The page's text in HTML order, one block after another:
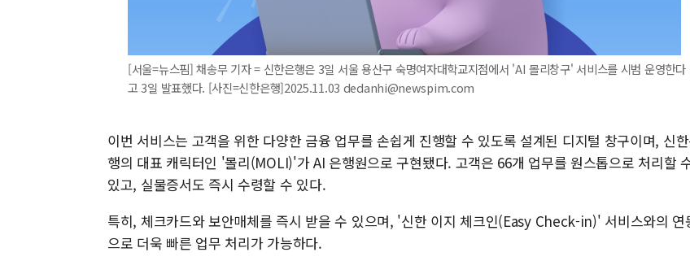
[서울=뉴스핌] 채송무 기자 = 신한은행은 3일 서울 용산구 숙명여자대학교지점에서 'AI 몰리창구' 서비스를 시범 운영한다
고 3일 발표했다. [사진=신한은행]2025.11.03 dedanhi@newspim.com
이번 서비스는 고객을 위한 다양한 금융 업무를 손쉽게 진행할 수 있도록 설계된 디지털 창구이며, 신
행의 대표 캐릭터인 '몰리(MOLI)'가 AI 은행원으로 구현됐다. 고객은 66개 업무를 원스톱으로 처리할
있고, 실물증서도 즉시 수령할 수 있다.
특히, 체크카드와 보안매체를 즉시 받을 수 있으며, '신한 이지 체크인(Easy Check-in)' 서비스와의 연
으로 더욱 빠른 업무 처리가 가능하다.